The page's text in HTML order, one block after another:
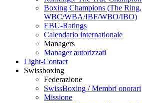
Boxing Champions (The Ring,
WBC/WBA/IBF/WBO/IBO)
EBU-Ratings
Calendario internationale
Managers
Manager autorizzati
Light-Contact
Swissboxing
Federazione
SwissBoxing / Membri onorari
Missione